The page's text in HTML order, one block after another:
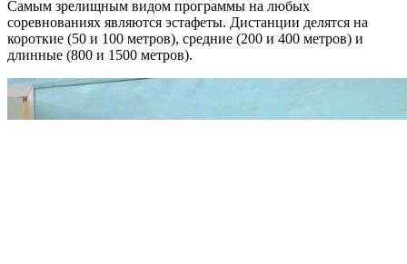
Самым зрелищным видом программы на любых
соревнованиях являются эстафеты. Дистанции делятся на
короткие (50 и 100 метров), средние (200 и 400 метров) и
длинные (800 и 1500 метров).